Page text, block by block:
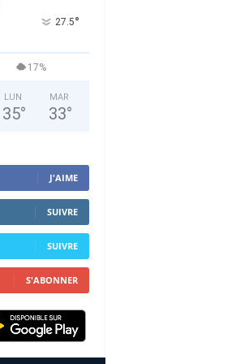
27.5°
17%
LUN
35°
MAR
33°
J'AIME
SUIVRE
SUIVRE
S'ABONNER